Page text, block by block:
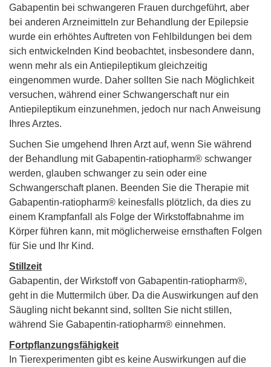
Gabapentin bei schwangeren Frauen durchgeführt, aber
bei anderen Arzneimitteln zur Behandlung der Epilepsie
wurde ein erhöhtes Auftreten von Fehlbildungen bei dem
sich entwickelnden Kind beobachtet, insbesondere dann,
wenn mehr als ein Antiepileptikum gleichzeitig
eingenommen wurde. Daher sollten Sie nach Möglichkeit
versuchen, während einer Schwangerschaft nur ein
Antiepileptikum einzunehmen, jedoch nur nach Anweisung
Ihres Arztes.
Suchen Sie umgehend Ihren Arzt auf, wenn Sie während
der Behandlung mit Gabapentin-ratiopharm® schwanger
werden, glauben schwanger zu sein oder eine
Schwangerschaft planen. Beenden Sie die Therapie mit
Gabapentin-ratiopharm® keinesfalls plötzlich, da dies zu
einem Krampfanfall als Folge der Wirkstoffabnahme im
Körper führen kann, mit möglicherweise ernsthaften Folgen
für Sie und Ihr Kind.
Stillzeit
Gabapentin, der Wirkstoff von Gabapentin-ratiopharm®,
geht in die Muttermilch über. Da die Auswirkungen auf den
Säugling nicht bekannt sind, sollten Sie nicht stillen,
während Sie Gabapentin-ratiopharm® einnehmen.
Fortpflanzungsfähigkeit
In Tierexperimenten gibt es keine Auswirkungen auf die